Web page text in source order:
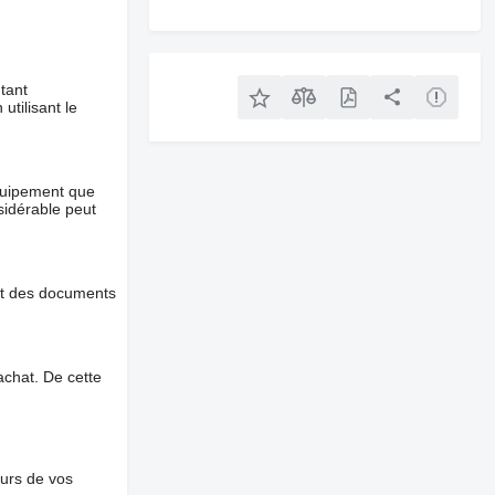
utilisant le
que
peut
des documents
De cette
de vos